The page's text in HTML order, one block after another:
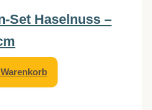
Set Haselnuss –
Warenkorb